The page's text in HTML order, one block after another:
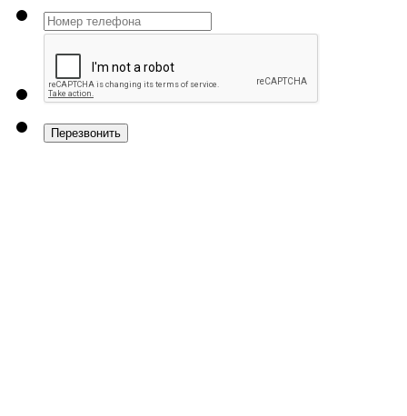
Перезвонить